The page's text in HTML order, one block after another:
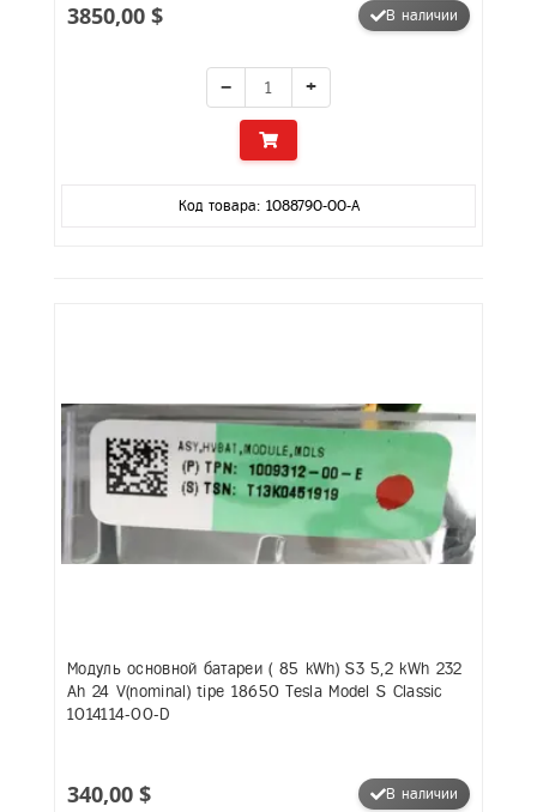
3850,00 $ В наличии
− +
Код товара: 1088790-00-A
Модуль основной батареи ( 85 kWh) S3 5,2 kWh 232
Ah 24 V(nominal) tipe 18650 Tesla Model S Classic
1014114-00-D
340,00 $ В наличии